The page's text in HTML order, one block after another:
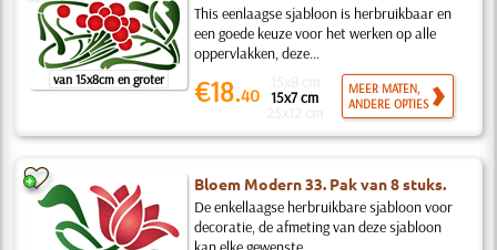
van 15x8cm en groter
This eenlaagse sjabloon is herbruikbaar en
een goede keuze voor het werken op alle
oppervlakken, deze...
€18.40 15x7 cm
MEER MATEN,
ANDERE OPTIES
Bloem Modern 33. Pak van 8 stuks.
De enkellaagse herbruikbare sjabloon voor
decoratie, de afmeting van deze sjabloon